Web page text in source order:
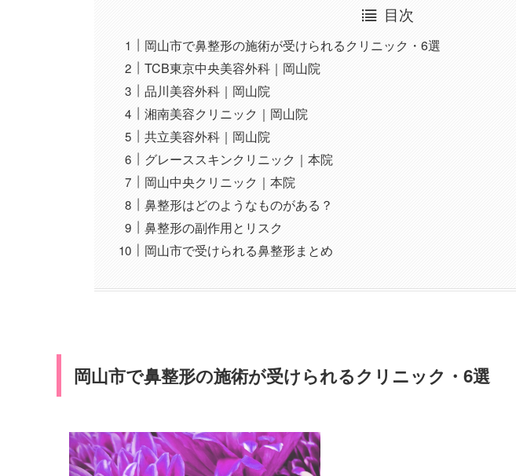
目次
岡山市で鼻整形の施術が受けられるクリニック・6選
TCB東京中央美容外科｜岡山院
品川美容外科｜岡山院
湘南美容クリニック｜岡山院
共立美容外科｜岡山院
グレーススキンクリニック｜本院
岡山中央クリニック｜本院
鼻整形はどのようなものがある？
鼻整形の副作用とリスク
岡山市で受けられる鼻整形まとめ
岡山市で鼻整形の施術が受けられるクリニック・6選